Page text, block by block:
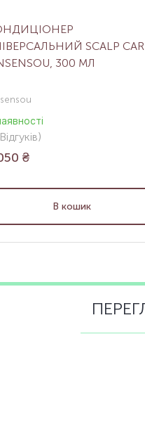
SCALP
300 МЛ
Відгуків)
₴
В кошик